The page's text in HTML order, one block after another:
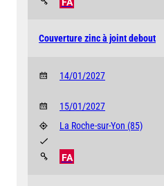
Couverture zinc à joint debout
14/01/2027
15/01/2027
La Roche-sur-Yon (85)
FA